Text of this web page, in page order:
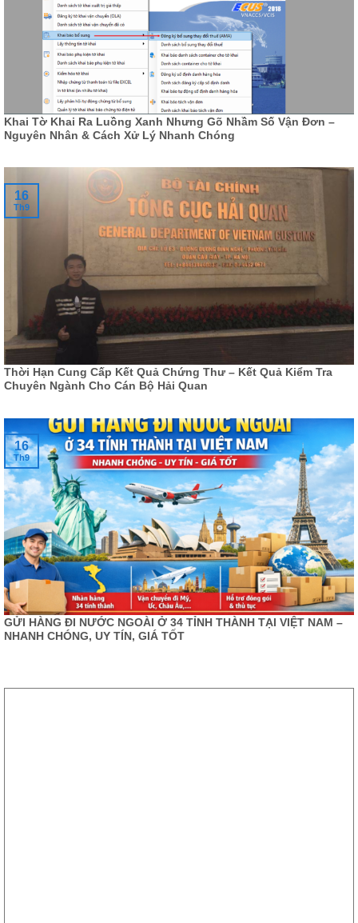
Khai Tờ Khai Ra Luồng Xanh Nhưng Gõ Nhầm Số Vận Đơn –
Nguyên Nhân & Cách Xử Lý Nhanh Chóng
Thời Hạn Cung Cấp Kết Quả Chứng Thư – Kết Quả Kiểm Tra
Chuyên Ngành Cho Cán Bộ Hải Quan
16
Th9
GỬI HÀNG ĐI NƯỚC NGOÀI Ở 34 TỈNH THÀNH TẠI VIỆT NAM –
NHANH CHÓNG, UY TÍN, GIÁ TỐT
16
Th9